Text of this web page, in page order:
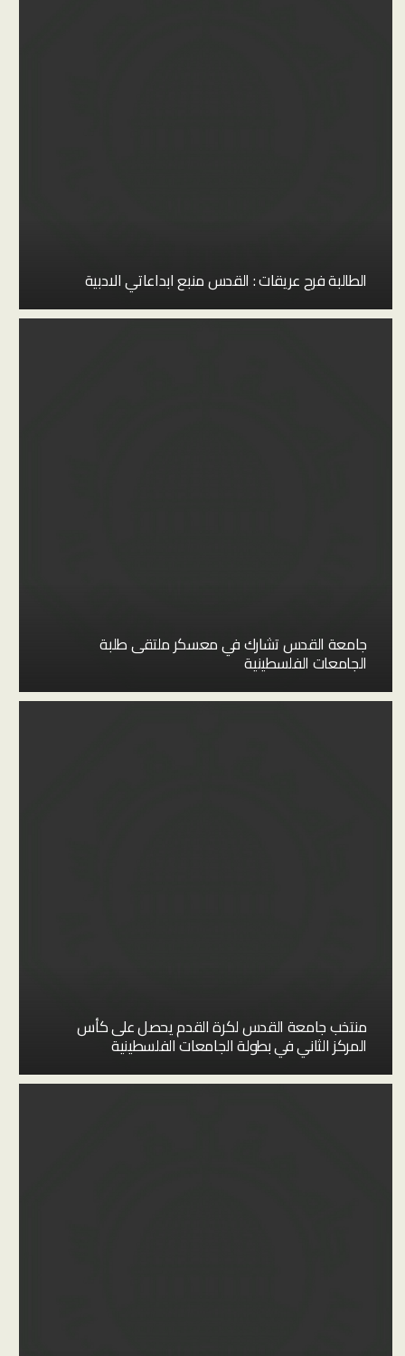
الطالبة فرح عريقات : القدس منبع ابداعاتي الادبية
جامعة القدس تشارك في معسكر ملتقى طلبة
الجامعات الفلسطينية
منتخب جامعة القدس لكرة القدم يحصل على كأس
المركز الثاني في بطولة الجامعات الفلسطينية